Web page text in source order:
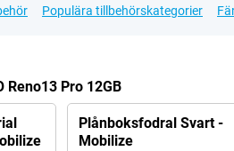
Populära tillbehörskategorier
Reno13 Pro 12GB
Plånboksfodral Svart -
Mobilize